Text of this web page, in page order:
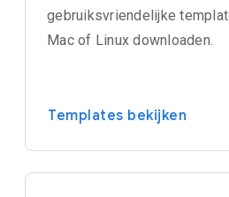
gebruiksvriendelijke
Mac of Linux downloaden.
Templates bekijken